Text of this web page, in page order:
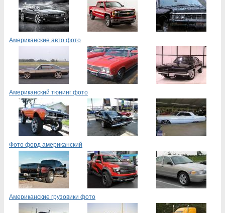
Американские авто фото
Американский тюнинг фото
Фото форд американский
Американские грузовики фото